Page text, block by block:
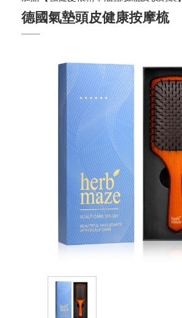
德國氣墊頭皮健康按摩梳